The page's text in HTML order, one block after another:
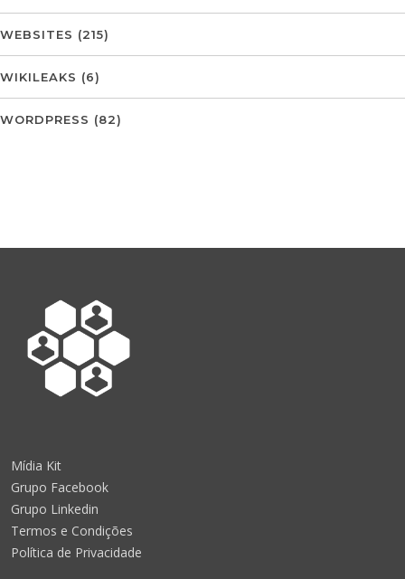
WEBSITES (215)
WIKILEAKS (6)
WORDPRESS (82)
Mídia Kit
Grupo Facebook
Grupo Linkedin
Termos e Condições
Política de Privacidade